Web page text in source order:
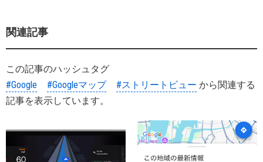
関連記事
この記事のハッシュタグ
#Google
#Googleマップ #ストリートビュー から関連する
記事を表示しています。